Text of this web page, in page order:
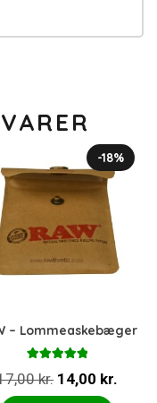
-18%
– Lommeaskebæger
5.00ud af 5
kr. Den
14,00 kr.